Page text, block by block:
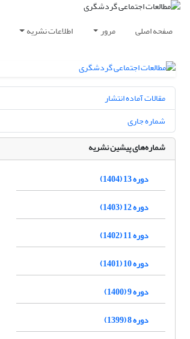
صفحه اصلی مرور اطلاعات نشریه
مقالات آماده انتشار
شماره جاری
شماره‌های پیشین نشریه
دوره 13 (1404)
دوره 12 (1403)
دوره 11 (1402)
دوره 10 (1401)
دوره 9 (1400)
دوره 8 (1399)